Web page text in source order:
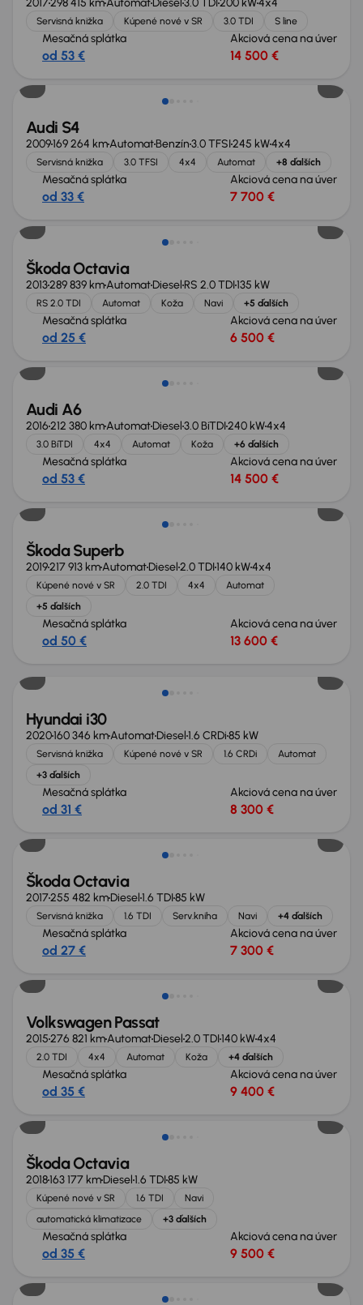
Servisná knižka Kúpené nové v SR 3.0 TDI S line
Mesačná splátka
od 53 €
Akciová cena na úver
14 500 €
Zlacnené o 4 000 €
Audi S4
2009169 264 kmAutomatBenzín3.0 TFSI245 kW4x4
Servisná knižka 3.0 TFSI 4x4 Automat +8 ďalších
Mesačná splátka
od 33 €
Akciová cena na úver
7 700 €
Škoda Octavia
2013289 839 kmAutomatDiesel RS 2.0 TDI135 kW
RS 2.0 TDI Automat Koža Navi +5 ďalších
Mesačná splátka
od 25 €
Akciová cena na úver
6 500 €
Audi A6
2016212 380 kmAutomatDiesel3.0 BiTDI240 kW4x4
3.0 BiTDI 4x4 Automat Koža +6 ďalších
Mesačná splátka
od 53 €
Akciová cena na úver
14 500 €
Zlacnené o 1 900 €
Škoda Superb
2019217 913 kmAutomatDiesel2.0 TDI140 kW4x4
Kúpené nové v SR 2.0 TDI 4x4
Automat
+5 ďalších
Mesačná splátka
od 50 €
Akciová cena na úver
13 600 €
Hyundai i30
2020160 346 kmAutomatDiesel1.6 CRDi85 kW
Servisná knižka Kúpené nové v SR 1.6 CRDi
Automat
+3 ďalších
Mesačná splátka
od 31 €
Akciová cena na úver
8 300 €
Zlacnené o 700 €
Škoda Octavia
2017255 482 kmDiesel1.6 TDI85 kW
Servisná knižka 1.6 TDI Serv.kniha Navi +4 ďalších
Mesačná splátka
od 27 €
Akciová cena na úver
7 300 €
Zlacnené o 700 €
Volkswagen Passat
2015276 821 kmAutomatDiesel2.0 TDI140 kW4x4
2.0 TDI 4x4 Automat Koža +4 ďalších
Mesačná splátka
od 35 €
Akciová cena na úver
9 400 €
Zlacnené o 900 €
Škoda Octavia
2018163 177 kmDiesel1.6 TDI85 kW
Kúpené nové v SR 1.6 TDI
Navi
automatická klimatizace
+3 ďalších
Mesačná splátka
od 35 €
Akciová cena na úver
9 500 €
Zlacnené o 600 €